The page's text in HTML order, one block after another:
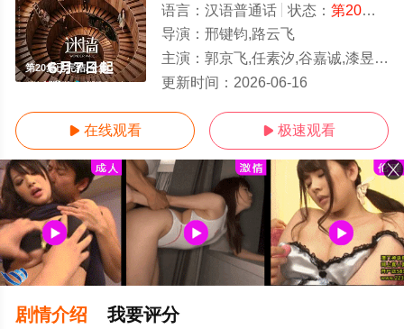
第20集已完结/全集
语言： 汉语普通话 状态： 第20集已完结
导演： 邢键钧,路云飞
主演： 郭京飞,任素汐,谷嘉诚,漆昱辰,温峥嵘,刘天佐,迟蓬,方芳,董博,朱袁员,王伯昭,郑楚一
更新时间： 2026-06-16
 在线观看  极速观看
剧情介绍 我要评分